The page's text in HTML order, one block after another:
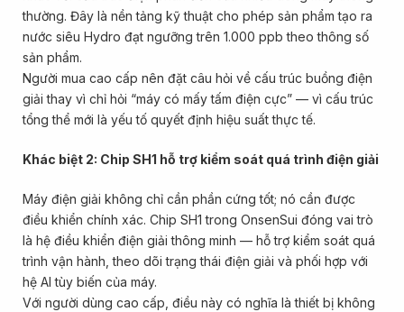
thường. Đây là nền tảng kỹ thuật cho phép sản phẩm tạo ra
nước siêu Hydro đạt ngưỡng trên 1.000 ppb theo thông số
sản phẩm.
Người mua cao cấp nên đặt câu hỏi về cấu trúc buồng điện
giải thay vì chỉ hỏi “máy có mấy tấm điện cực” — vì cấu trúc
tổng thể mới là yếu tố quyết định hiệu suất thực tế.
Khác biệt 2: Chip SH1 hỗ trợ kiểm soát quá trình điện giải
Máy điện giải không chỉ cần phần cứng tốt; nó cần được
điều khiển chính xác. Chip SH1 trong OnsenSui đóng vai trò
là hệ điều khiển điện giải thông minh — hỗ trợ kiểm soát quá
trình vận hành, theo dõi trạng thái điện giải và phối hợp với
hệ AI tùy biến của máy.
Với người dùng cao cấp, điều này có nghĩa là thiết bị không